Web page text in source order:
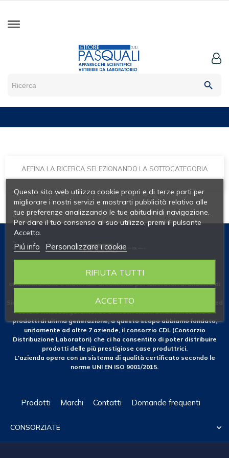
search
AFFINA LA RICERCA SELEZIONANDO LA SOTTOCATEGORIA
Fondata nel 1953 come azienda specializzata nelle forniture di
strumentazione e materiale di consumo per laboratori di analisi e di
Siamo costantemente attenti alle novità che il mercato nazionale ed
estero richiede, garantendo ai nostri clienti strumentazione e
prodotti di ultima generazione; a questo scopo abbiamo fondato,
unitamente ad altre 7 aziende, il consorzio CDL (Consorzio
Distribuzione Laboratori) che ci ha consentito di poter distribuire
prodotti delle più prestigiose case produttrici.
L'azienda opera con un sistema di qualità certificato secondo le
norme UNI EN ISO 9001/2015.
Prodotti Marchi Contatti Domande frequenti
CONSORZIATE 
Questo sito web utilizza cookie propri e di terze parti per
migliorare i nostri servizi e mostrarti pubblicità relativa alle
tue preferenze analizzando le tue abitudinidi navigazione.
Per dare il tuo consenso al suo utilizzo, premi il pulsante
Accetta.
Piú info Personalizzare i cookie
RIFIUTA TUTTI
ACCETTO